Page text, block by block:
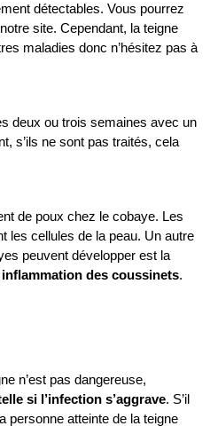
détectables. Vous pourrez
site. Cependant, la teigne
deux ou trois semaines avec un
s’ils ne sont pas traités, cela
de poux chez le cobaye. Les
les cellules de la peau. Un autre
peuvent développer est la
inflammation des coussinets.
n’est pas dangereuse,
si l’infection s’aggrave. S’il
personne atteinte de la teigne